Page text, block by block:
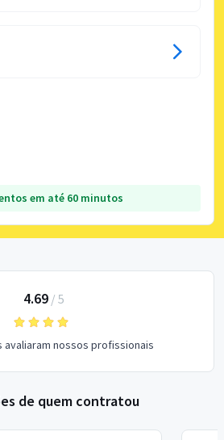
em até 60 minutos
4.69/ 5
avaliaram nossos profissionais
de quem contratou